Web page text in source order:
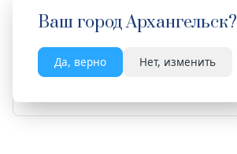
Ваш городАрхангельск?
Да, верно Нет, изменить
Весь сайт